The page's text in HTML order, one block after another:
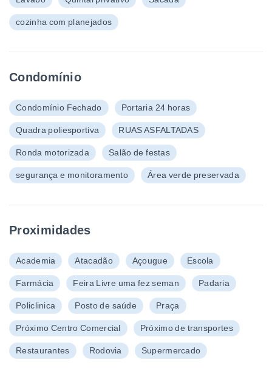
cozinha com planejados
Condomínio
Condomínio Fechado Portaria 24 horas
Quadra poliesportiva RUAS ASFALTADAS
Ronda motorizada Salão de festas
segurança e monitoramento Área verde preservada
Proximidades
Academia Atacadão Açougue Escola
Farmácia Feira Livre uma fez seman Padaria
Policlinica Posto de saúde Praça
Próximo Centro Comercial Próximo de transportes
Restaurantes Rodovia Supermercado